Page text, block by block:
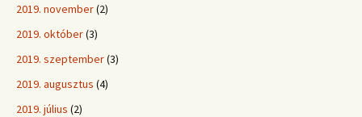
2019. november(2)
2019. október(3)
2019. szeptember(3)
2019. augusztus (4)
2019. július (2)